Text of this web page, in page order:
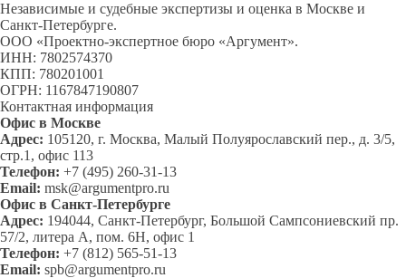
Независимые и судебные экспертизы и оценка в Москве и
Санкт-Петербурге.
ООО «Проектно-экспертное бюро «Аргумент».
ИНН: 7802574370
КПП: 780201001
ОГРН: 1167847190807
Контактная информация
Офис в Москве
Адрес: 105120, г. Москва, Малый Полуярославский пер., д. 3/5,
стр.1, офис 113
Телефон: +7 (495) 260-31-13
Email: msk@argumentpro.ru
Офис в Санкт-Петербурге
Адрес: 194044, Санкт-Петербург, Большой Сампсониевский пр.
57/2, литера А, пом. 6Н, офис 1
Телефон: +7 (812) 565-51-13
Email: spb@argumentpro.ru